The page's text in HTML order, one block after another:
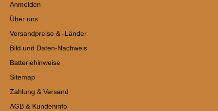
Anmelden
Über uns
Versandpreise & -Länder
Bild und Daten-Nachweis
Batteriehinweise
Sitemap
Zahlung & Versand
AGB & Kundeninfo